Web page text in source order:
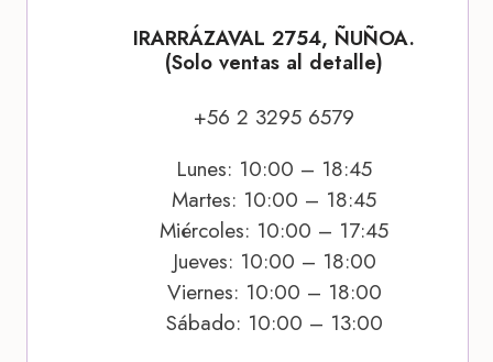
IRARRÁZAVAL 2754, ÑUÑOA.
(Solo ventas al detalle)
+56 2 3295 6579
Lunes: 10:00 – 18:45
Martes: 10:00 – 18:45
Miércoles: 10:00 – 17:45
Jueves: 10:00 – 18:00
Viernes: 10:00 – 18:00
Sábado: 10:00 – 13:00